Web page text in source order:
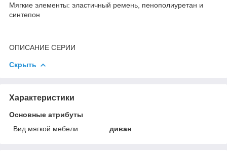
Мягкие элементы: эластичный ремень, пенополиуретан и
синтепон
ОПИСАНИЕ СЕРИИ
Скрыть
Характеристики
Основные атрибуты
Вид мягкой мебели
диван